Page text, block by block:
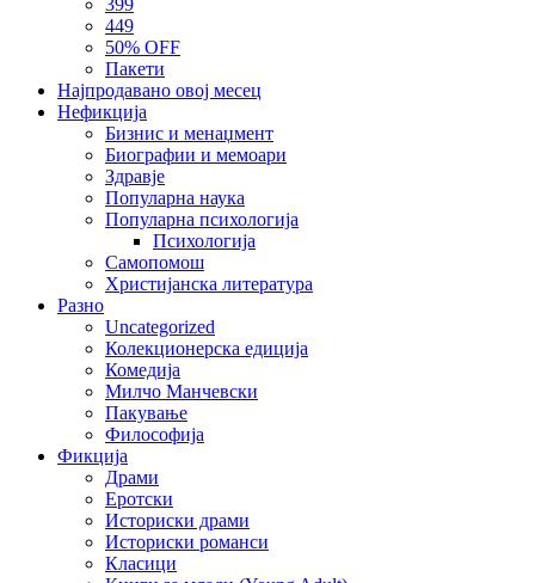
399
449
50% OFF
Пакети
Најпродавано овој месец
Нефикција
Бизнис и менаџмент
Биографии и мемоари
Здравје
Популарна наука
Популарна психологија
Психологија
Самопомош
Христијанска литература
Разно
Uncategorized
Колекционерска едиција
Комедија
Милчо Манчевски
Пакување
Философија
Фикција
Драми
Еротски
Историски драми
Историски романси
Класици